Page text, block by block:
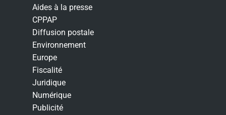
Aides à la presse
CPPAP
Diffusion postale
Environnement
Europe
Fiscalité
Juridique
Numérique
Publicité